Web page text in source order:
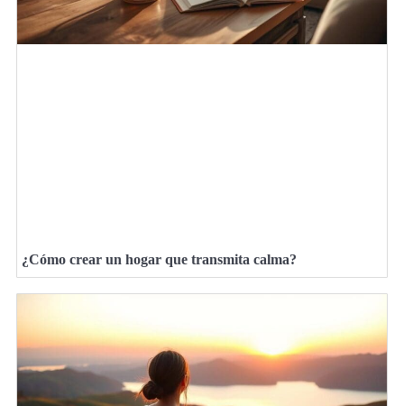
¿Cómo crear un hogar que transmita calma?